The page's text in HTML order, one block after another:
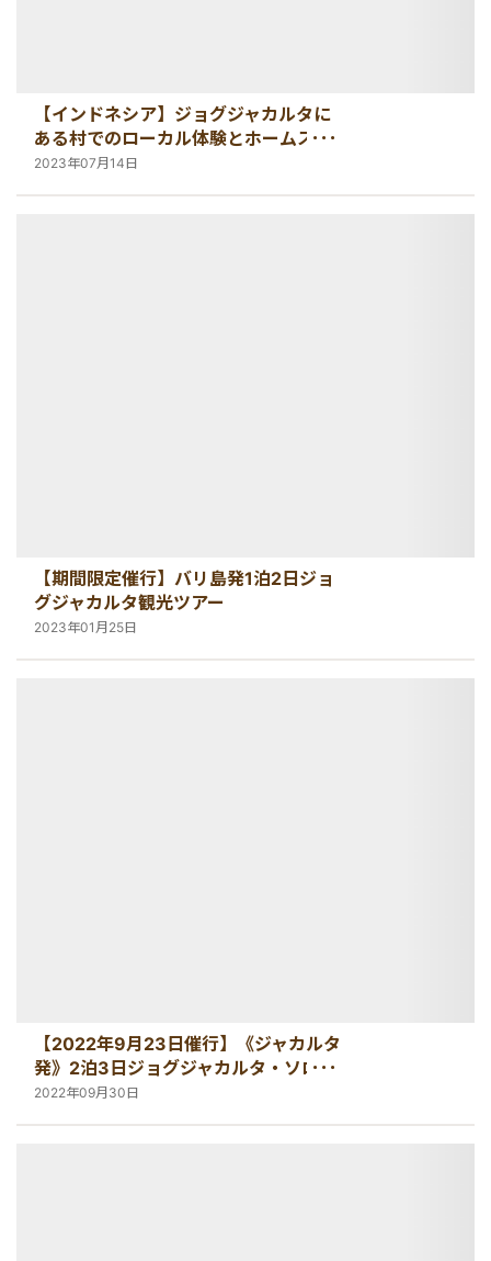
【インドネシア】ジョグジャカルタに
ある村でのローカル体験とホームステ
イ体験！
2023年07月14日
【期間限定催行】バリ島発1泊2日ジョ
グジャカルタ観光ツアー
2023年01月25日
【2022年9月23日催行】《ジャカルタ
発》2泊3日ジョグジャカルタ・ソロ観
光(一部制限ありでの催行)
2022年09月30日